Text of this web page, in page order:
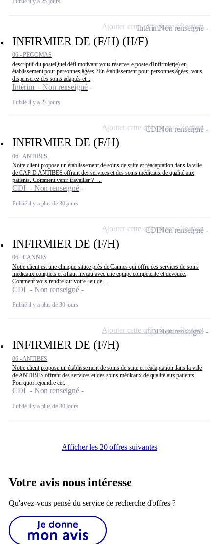
INFIRMIER DE (F/H) (H/F)
06 - PÉGOMAS
descriptif du posteQuel défi motivant vous réserve le poste d'Infirmier(e) en
établissement pour personnes âgées ?En établissement pour personnes âgées, vous
dispenserez des soins adaptés et...
Intérim - Non renseigné
Publié il y a 27 jours
IntérimNon renseigné
Ajouter cette offre à ma sélection
INFIRMIER DE (F/H)
06 - ANTIBES
Notre client propose un établissement de soins de suite et réadaptation dans la ville
de CAP D ANTIBES offrant des services et des soins médicaux de qualité aux
patients. Comment venir travailler ? -...
CDI - Non renseigné
Publié il y a plus de 30 jours
CDINon renseigné
Ajouter cette offre à ma sélection
INFIRMIER DE (F/H)
06 - CANNES
Notre client est une clinique située près de Cannes qui offre des services de soins
médicaux complets et à haut niveau avec une équipe compétente et dévouée.
Comment vous rendre sur votre lieu de...
CDI - Non renseigné
Publié il y a plus de 30 jours
CDINon renseigné
Ajouter cette offre à ma sélection
INFIRMIER DE (F/H)
06 - ANTIBES
Notre client propose un établissement de soins de suite et réadaptation dans la ville
de ANTIBES offrant des services et des soins médicaux de qualité aux patients.
Pourquoi rejoindre cet...
CDI - Non renseigné
Publié il y a plus de 30 jours
CDINon renseigné
Ajouter cette offre à ma sélection
Afficher les 20 offres suivantes
Votre avis nous intéresse
Qu'avez-vous pensé du service de recherche d'offres ?